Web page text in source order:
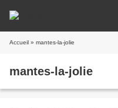
Accueil » mantes-la-jolie
mantes-la-jolie